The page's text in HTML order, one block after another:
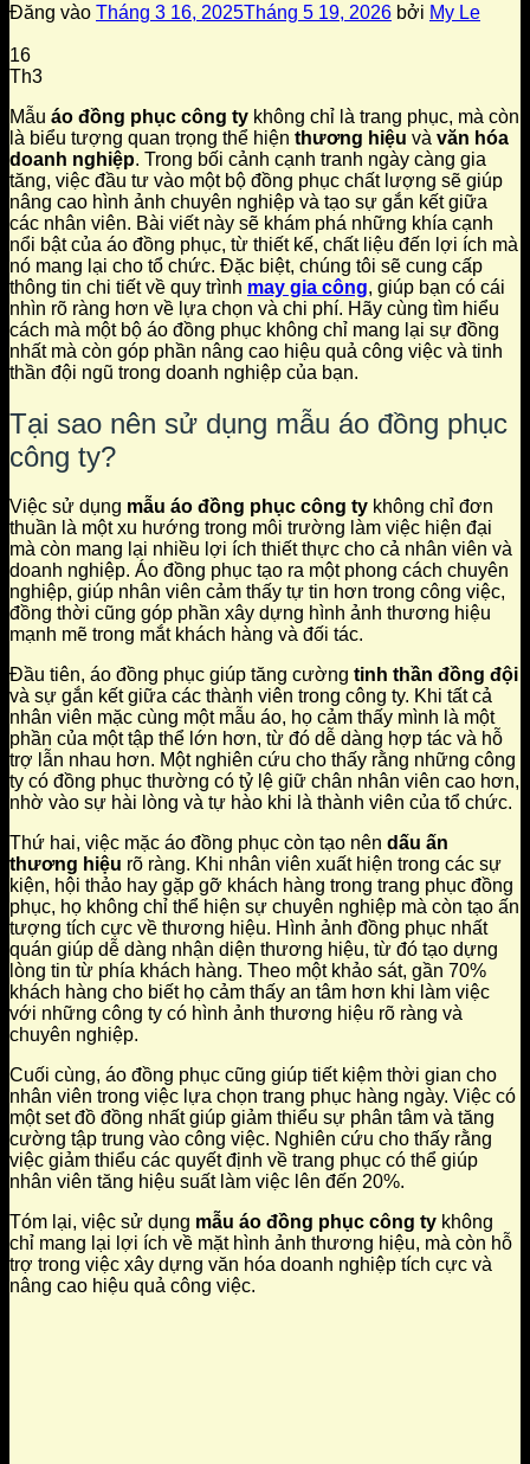
Đăng vào Tháng 3 16, 2025Tháng 5 19, 2026 bởi My Le
16
Th3
Mẫu áo đồng phục công ty không chỉ là trang phục, mà còn
là biểu tượng quan trọng thể hiện thương hiệu và văn hóa
doanh nghiệp. Trong bối cảnh cạnh tranh ngày càng gia
tăng, việc đầu tư vào một bộ đồng phục chất lượng sẽ giúp
nâng cao hình ảnh chuyên nghiệp và tạo sự gắn kết giữa
các nhân viên. Bài viết này sẽ khám phá những khía cạnh
nổi bật của áo đồng phục, từ thiết kế, chất liệu đến lợi ích mà
nó mang lại cho tổ chức. Đặc biệt, chúng tôi sẽ cung cấp
thông tin chi tiết về quy trình may gia công, giúp bạn có cái
nhìn rõ ràng hơn về lựa chọn và chi phí. Hãy cùng tìm hiểu
cách mà một bộ áo đồng phục không chỉ mang lại sự đồng
nhất mà còn góp phần nâng cao hiệu quả công việc và tinh
thần đội ngũ trong doanh nghiệp của bạn.
Tại sao nên sử dụng mẫu áo đồng phục
công ty?
Việc sử dụng mẫu áo đồng phục công ty không chỉ đơn
thuần là một xu hướng trong môi trường làm việc hiện đại
mà còn mang lại nhiều lợi ích thiết thực cho cả nhân viên và
doanh nghiệp. Áo đồng phục tạo ra một phong cách chuyên
nghiệp, giúp nhân viên cảm thấy tự tin hơn trong công việc,
đồng thời cũng góp phần xây dựng hình ảnh thương hiệu
mạnh mẽ trong mắt khách hàng và đối tác.
Đầu tiên, áo đồng phục giúp tăng cường tinh thần đồng đội
và sự gắn kết giữa các thành viên trong công ty. Khi tất cả
nhân viên mặc cùng một mẫu áo, họ cảm thấy mình là một
phần của một tập thể lớn hơn, từ đó dễ dàng hợp tác và hỗ
trợ lẫn nhau hơn. Một nghiên cứu cho thấy rằng những công
ty có đồng phục thường có tỷ lệ giữ chân nhân viên cao hơn,
nhờ vào sự hài lòng và tự hào khi là thành viên của tổ chức.
Thứ hai, việc mặc áo đồng phục còn tạo nên dấu ấn
thương hiệu rõ ràng. Khi nhân viên xuất hiện trong các sự
kiện, hội thảo hay gặp gỡ khách hàng trong trang phục đồng
phục, họ không chỉ thể hiện sự chuyên nghiệp mà còn tạo ấn
tượng tích cực về thương hiệu. Hình ảnh đồng phục nhất
quán giúp dễ dàng nhận diện thương hiệu, từ đó tạo dựng
lòng tin từ phía khách hàng. Theo một khảo sát, gần 70%
khách hàng cho biết họ cảm thấy an tâm hơn khi làm việc
với những công ty có hình ảnh thương hiệu rõ ràng và
chuyên nghiệp.
Cuối cùng, áo đồng phục cũng giúp tiết kiệm thời gian cho
nhân viên trong việc lựa chọn trang phục hàng ngày. Việc có
một set đồ đồng nhất giúp giảm thiểu sự phân tâm và tăng
cường tập trung vào công việc. Nghiên cứu cho thấy rằng
việc giảm thiểu các quyết định về trang phục có thể giúp
nhân viên tăng hiệu suất làm việc lên đến 20%.
Tóm lại, việc sử dụng mẫu áo đồng phục công ty không
chỉ mang lại lợi ích về mặt hình ảnh thương hiệu, mà còn hỗ
trợ trong việc xây dựng văn hóa doanh nghiệp tích cực và
nâng cao hiệu quả công việc.